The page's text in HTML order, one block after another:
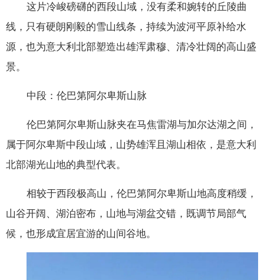
这片冷峻磅礴的西段山域，没有柔和婉转的丘陵曲
线，只有硬朗刚毅的雪山线条，持续为波河平原补给水
源，也为意大利北部塑造出雄浑肃穆、清冷壮阔的高山盛
景。
中段：伦巴第阿尔卑斯山脉
伦巴第阿尔卑斯山脉夹在马焦雷湖与加尔达湖之间，
属于阿尔卑斯中段山域，山势雄浑且湖山相依，是意大利
北部湖光山地的典型代表。
相较于西段极高山，伦巴第阿尔卑斯山地高度稍缓，
山谷开阔、湖泊密布，山地与湖盆交错，既调节局部气
候，也形成宜居宜游的山间谷地。